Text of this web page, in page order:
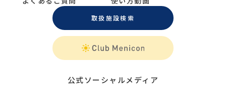
取扱施設検索
公式ソーシャルメディア